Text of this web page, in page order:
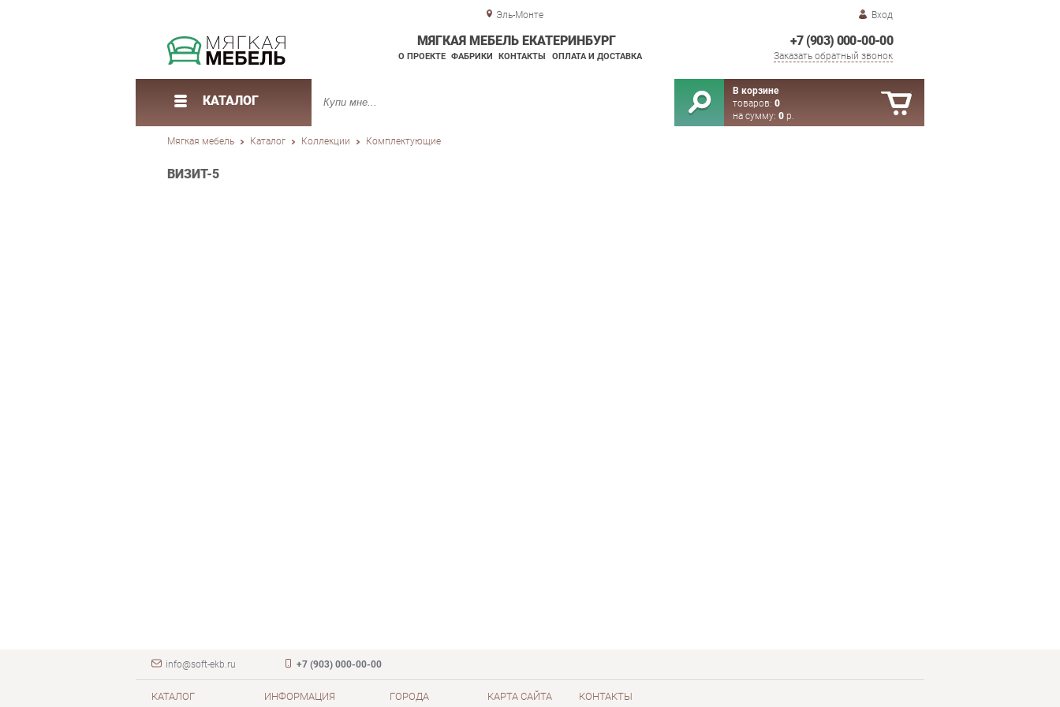
Эль-Монте Вход
+7 (903) 000-00-00
Заказать обратный звонок
МЯГКАЯ МЕБЕЛЬ ЕКАТЕРИНБУРГ
О ПРОЕКТЕ ФАБРИКИ КОНТАКТЫ ОПЛАТА И ДОСТАВКА
КАТАЛОГ
В корзине
товаров: 0
на сумму: 0 р.
Мягкая мебель Каталог Коллекции Комплектующие
ВИЗИТ-5
info@soft-ekb.ru +7 (903) 000-00-00
КАТАЛОГ ИНФОРМАЦИЯ ГОРОДА КАРТА САЙТА КОНТАКТЫ